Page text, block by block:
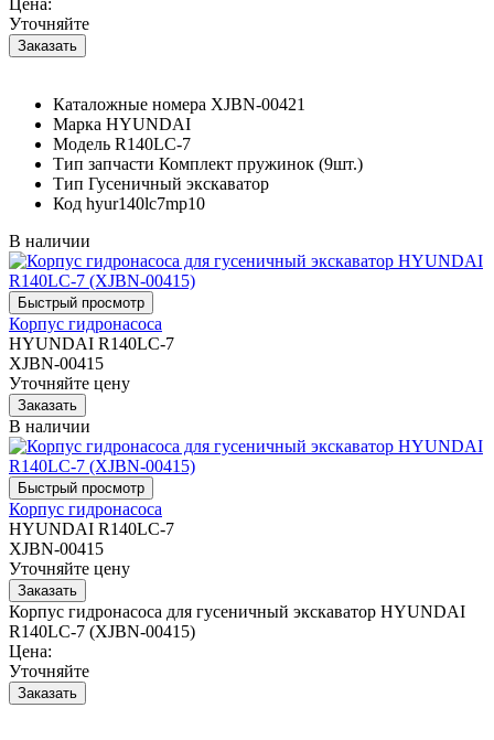
Уточняйте
Каталожные номера XJBN-00421
Марка HYUNDAI
Модель R140LC-7
Тип запчасти Комплект пружинок (9шт.)
Тип Гусеничный экскаватор
Код hyur140lc7mp10
В наличии
Корпус гидронасоса
HYUNDAI R140LC-7
XJBN-00415
Уточняйте цену
В наличии
Корпус гидронасоса
HYUNDAI R140LC-7
XJBN-00415
Уточняйте цену
Корпус гидронасоса для гусеничный экскаватор HYUNDAI
R140LC-7 (XJBN-00415)
Цена:
Уточняйте